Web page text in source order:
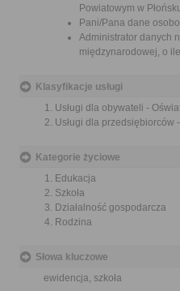
Powiatowym w
Pani/Pana dane
Administrator danych
międzynarodowej, o
Klasyfikacje usługi
Usługi dla obywateli -
Usługi dla przedsiębiorców
Kategorie życiowe
Edukacja
Szkoła
Działalność gospodarcza
Rodzina
Słowa kluczowe
ewidencja, szkoła